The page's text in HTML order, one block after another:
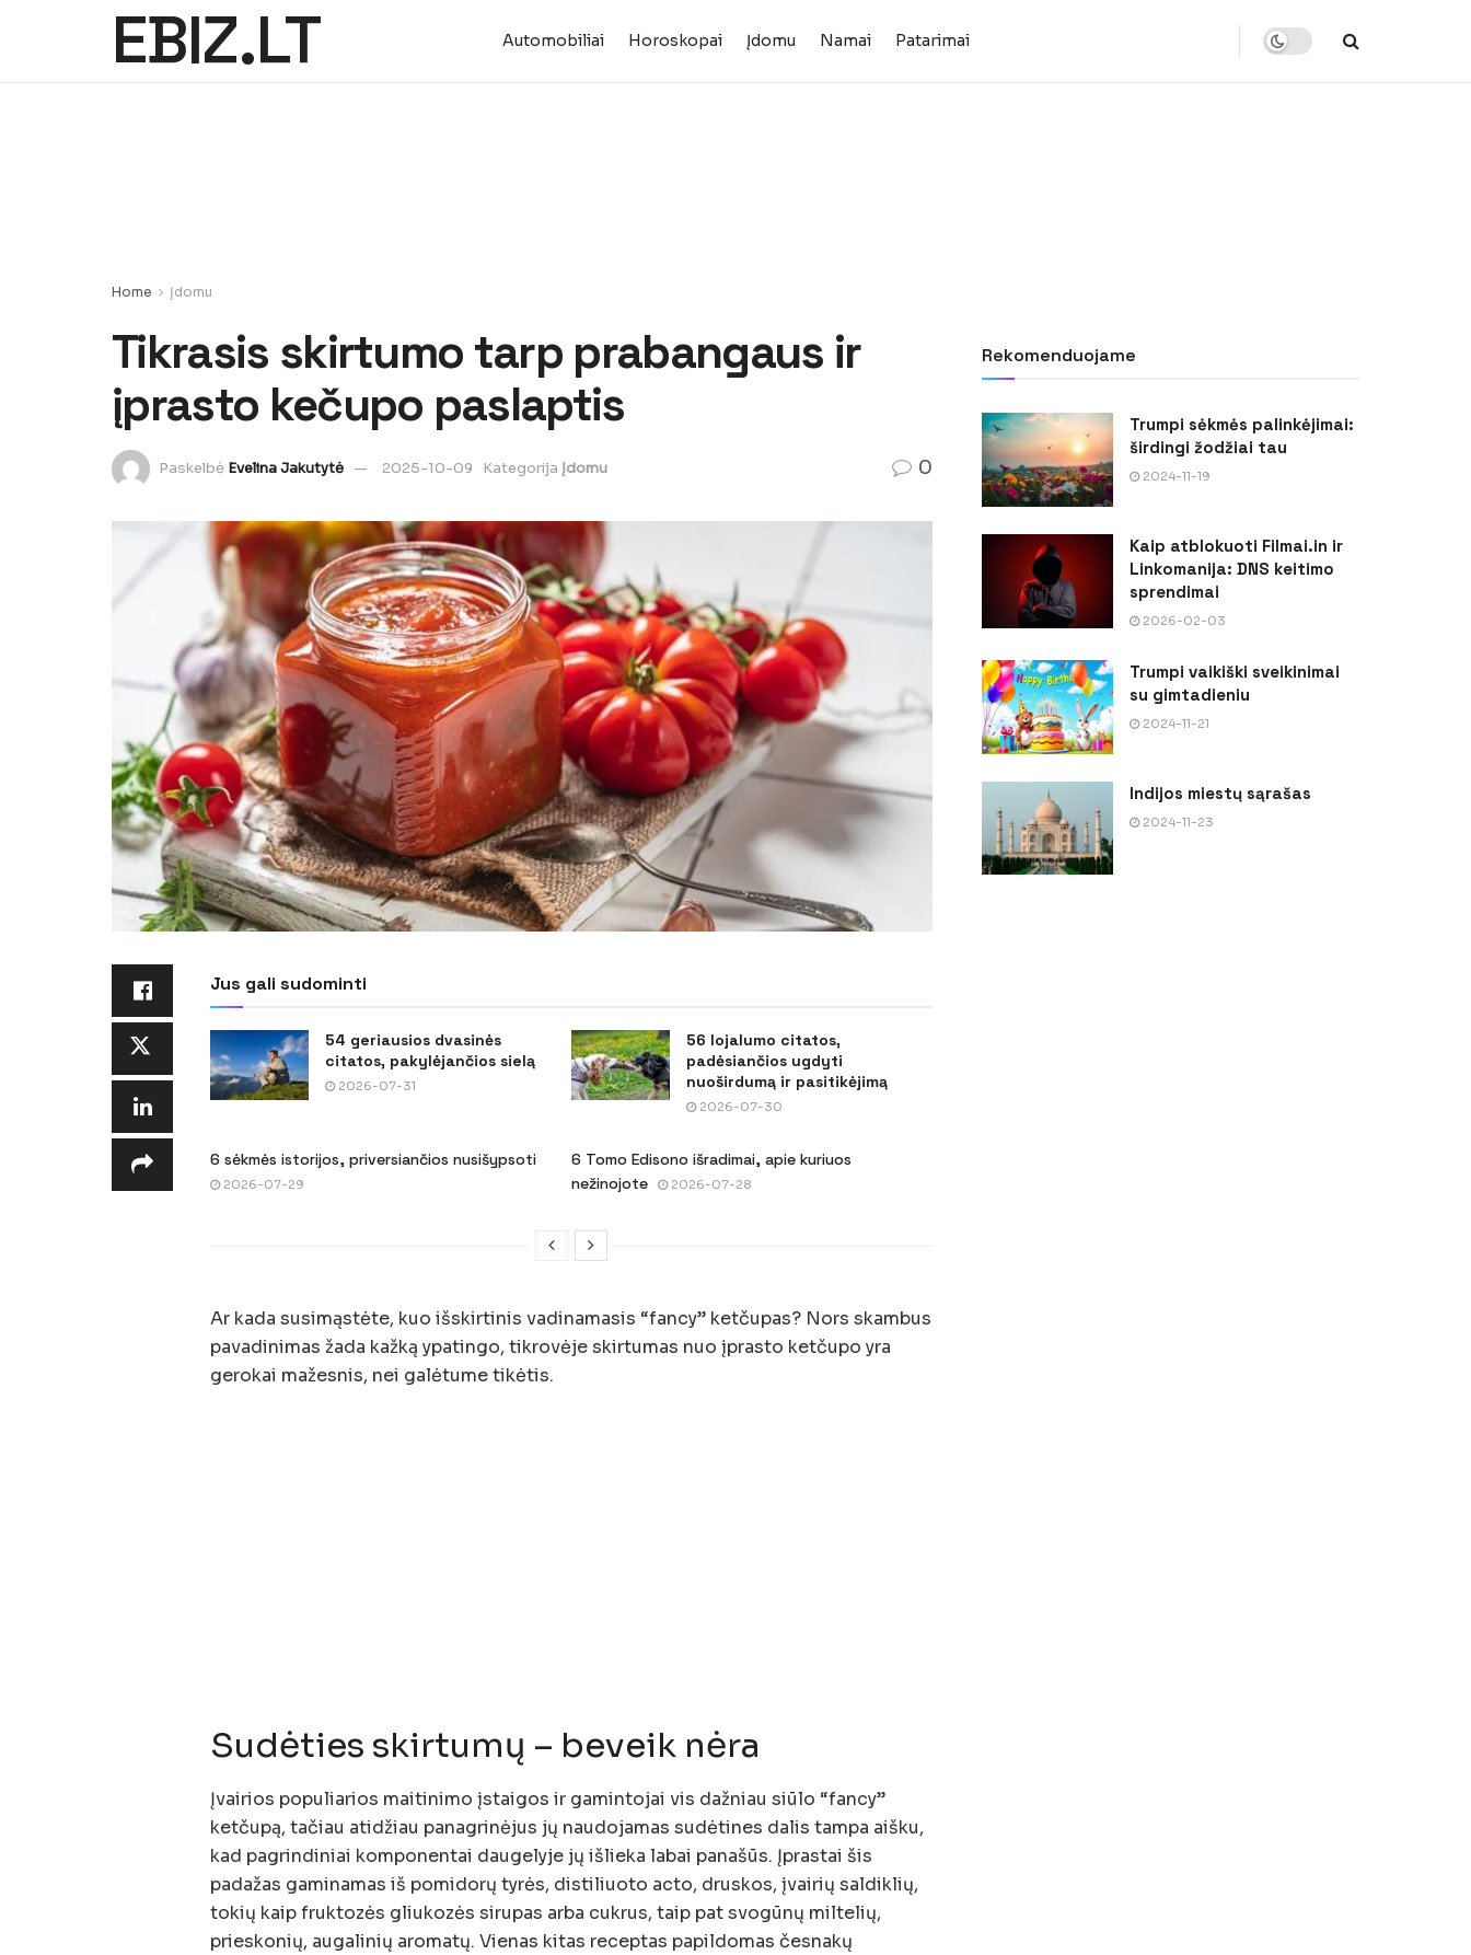
EBIZ.LT Automobiliai Horoskopai Įdomu Namai Patarimai
Home Įdomu
Tikrasis skirtumo tarp prabangaus ir
įprasto kečupo paslaptis
Paskelbė Evelina Jakutytė 2025-10-09 Kategorija Įdomu 0
Jus gali sudominti
54 geriausios dvasinės
citatos, pakylėjančios sielą
2026-07-31
56 lojalumo citatos,
padėsiančios ugdyti
nuoširdumą ir pasitikėjimą
2026-07-30
6 sėkmės istorijos, priversiančios nusišypsoti
2026-07-29
6 Tomo Edisono išradimai, apie kuriuos
nežinojote
2026-07-28
Ar kada susimąstėte, kuo išskirtinis vadinamasis “fancy” ketčupas? Nors skambus
pavadinimas žada kažką ypatingo, tikrovėje skirtumas nuo įprasto ketčupo yra
gerokai mažesnis, nei galėtume tikėtis.
Sudėties skirtumų – beveik nėra
Įvairios populiarios maitinimo įstaigos ir gamintojai vis dažniau siūlo “fancy”
ketčupą, tačiau atidžiau panagrinėjus jų naudojamas sudėtines dalis tampa aišku,
kad pagrindiniai komponentai daugelyje jų išlieka labai panašūs. Įprastai šis
padažas gaminamas iš pomidorų tyrės, distiliuoto acto, druskos, įvairių saldiklių,
tokių kaip fruktozės gliukozės sirupas arba cukrus, taip pat svogūnų miltelių,
prieskonių, augalinių aromatų. Vienas kitas receptas papildomas česnakų
Rekomenduojame
Trumpi sėkmės palinkėjimai:
širdingi žodžiai tau
2024-11-19
Kaip atblokuoti Filmai.in ir
Linkomanija: DNS keitimo
sprendimai
2026-02-03
Trumpi vaikiški sveikinimai
su gimtadieniu
2024-11-21
Indijos miestų sąrašas
2024-11-23